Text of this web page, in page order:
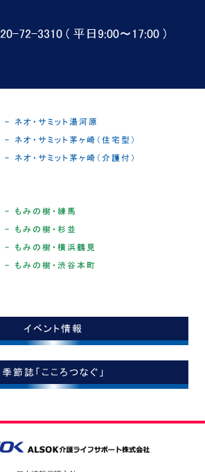
72-3310 ( 平日9:00〜17:00 )
- ネオ・サミット湯河原
- ネオ・サミット茅ヶ崎（住宅型）
- ネオ・サミット茅ヶ崎（介護付）
- もみの樹・練馬
- もみの樹・杉並
- もみの樹・横浜鶴見
- もみの樹・渋谷本町
イベント情報
季節誌「こころつなぐ」